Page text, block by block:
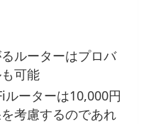
ルーターはプロバ
可能
ーターは10,000円
考慮するのであれ